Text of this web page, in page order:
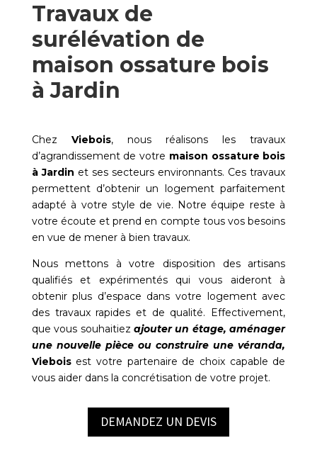
Travaux de
surélévation de
maison ossature bois
à Jardin
Chez Viebois, nous réalisons les travaux
d’agrandissement de votre maison ossature bois
à Jardin et ses secteurs environnants. Ces travaux
permettent d’obtenir un logement parfaitement
adapté à votre style de vie. Notre équipe reste à
votre écoute et prend en compte tous vos besoins
en vue de mener à bien travaux.
Nous mettons à votre disposition des artisans
qualifiés et expérimentés qui vous aideront à
obtenir plus d’espace dans votre logement avec
des travaux rapides et de qualité. Effectivement,
que vous souhaitiez ajouter un étage, aménager
une nouvelle pièce ou construire une véranda,
Vieboisest votre partenaire de choix capable de
vous aider dans la concrétisation de votre projet.
DEMANDEZ UN DEVIS